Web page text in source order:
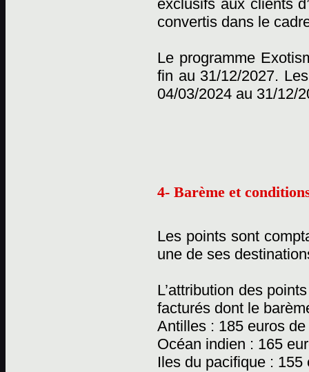
exclusifs aux clients
convertis dans le
Le programme
fin au 31/12/2027.
04/03/2024 au 31/12/
4- Barème et
Les points sont
une de ses
L’attribution des
facturés dont le
Antilles : 185 euros
Océan indien : 165
Iles du pacifique :